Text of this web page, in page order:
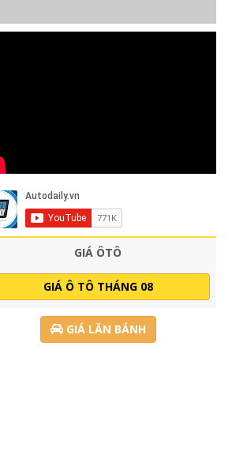
GIÁ ÔTÔ
GIÁ Ô TÔ THÁNG 08
GIÁ LĂN BÁNH